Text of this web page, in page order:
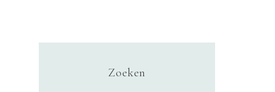
Zoeken